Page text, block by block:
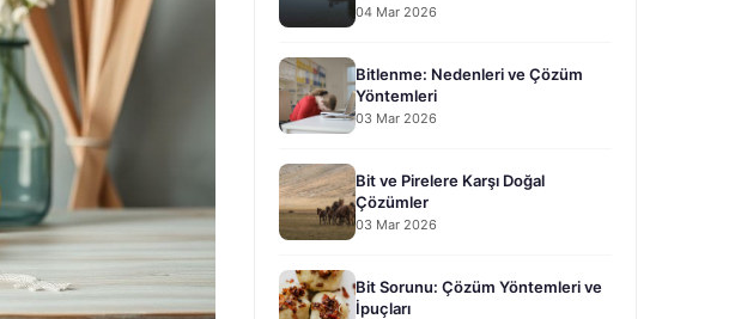
04 Mar 2026
Bitlenme: Nedenleri ve Çözüm
Yöntemleri
03 Mar 2026
Bit ve Pirelere Karşı Doğal
Çözümler
03 Mar 2026
Bit Sorunu: Çözüm Yöntemleri ve
İpuçları